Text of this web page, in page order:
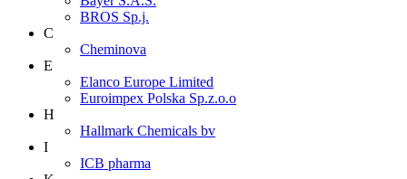
BROS Sp.j.
C
Cheminova
E
Elanco Europe Limited
Euroimpex Polska Sp.z.o.o
H
Hallmark Chemicals bv
I
ICB pharma